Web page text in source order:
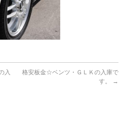
入
格安板金☆ベンツ・ＧＬＫの入庫で
す。
→